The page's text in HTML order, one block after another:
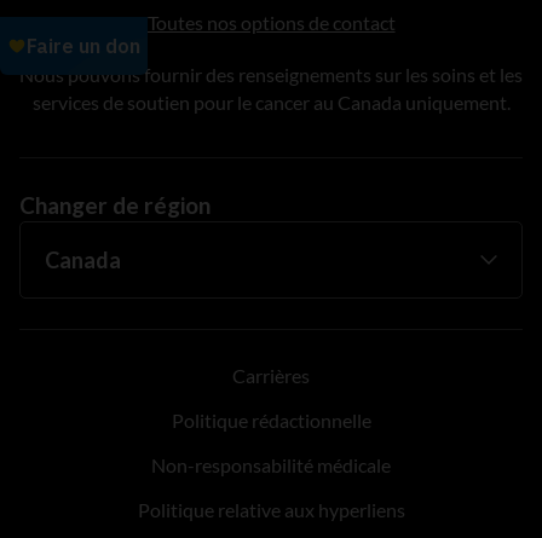
Toutes nos options de contact
Nous pouvons fournir des renseignements sur les soins et les
services de soutien pour le cancer au Canada uniquement.
Changer de région
Carrières
Politique rédactionnelle
Non-responsabilité médicale
Politique relative aux hyperliens